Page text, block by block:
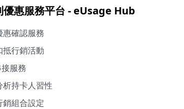
優惠服務平台 - eUsage Hub
惠確認服務
抵行銷活動
服務
析持卡人習性
銷組合設定